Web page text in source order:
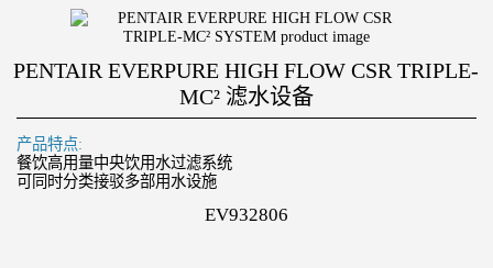
PENTAIR EVERPURE HIGH FLOW CSR TRIPLE-
MC² 滤水设备
产品特点:
餐饮高用量中央饮用水过滤系统
可同时分类接驳多部用水设施
EV932806